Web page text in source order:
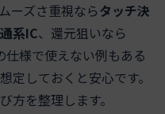
ーズさ重視ならタッチ決
系IC、還元狙いなら
様で使えない例もある
定しておくと安心です。
方を整理します。